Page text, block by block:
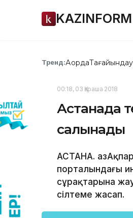
KAZINFORM
Тренд:АқордаТағайындау
00:18, 03 Қараша 2018
Астанада
салынады
АСТАНА.
порталындағы
сұрақтарына
сілтеме жасап.